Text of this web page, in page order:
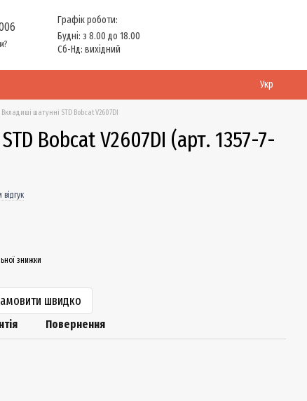
Графік роботи:
Будні: з 8.00 до 18.00
Сб-Нд: вихідний
Укр
Вкладиші шатунні STD Bobcat V2607DI
Bobcat V2607DI (арт. 1357-7-
знижки
швидко
Повернення